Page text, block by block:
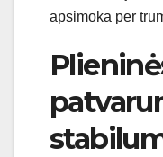
apsimoka per